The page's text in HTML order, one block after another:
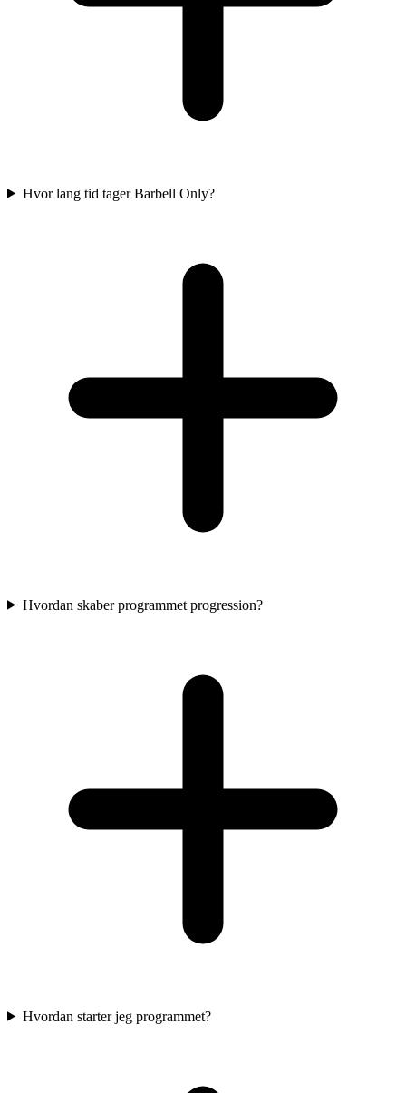
Hvor lang tid tager Barbell Only?
Hvordan skaber programmet progression?
Hvordan starter jeg programmet?